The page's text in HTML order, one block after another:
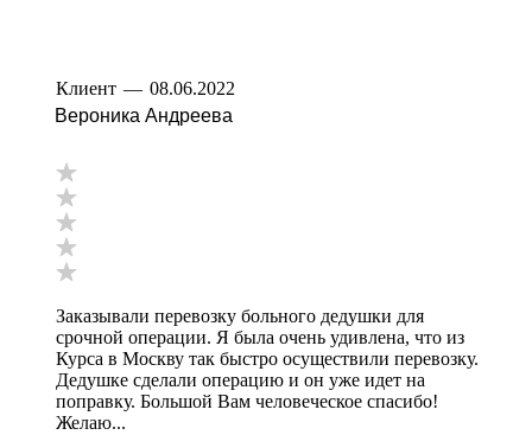
Клиент — 08.06.2022
Вероника Андреева
Заказывали перевозку больного дедушки для
срочной операции. Я была очень удивлена, что из
Курса в Москву так быстро осуществили перевозку.
Дедушке сделали операцию и он уже идет на
поправку. Большой Вам человеческое спасибо!
Желаю...